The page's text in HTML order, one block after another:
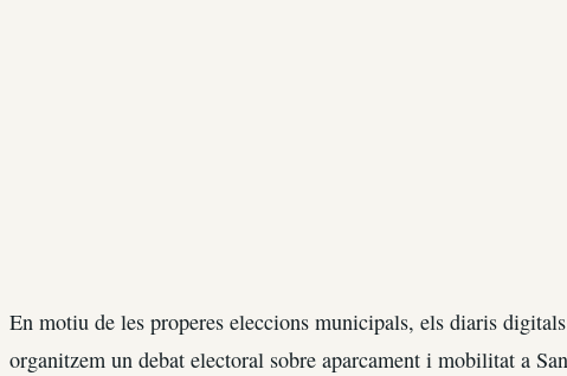
En motiu de les properes eleccions municipals, els diaris digitals
organitzem un debat electoral sobre aparcament i mobilitat a